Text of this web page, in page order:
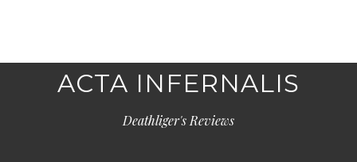
ACTA INFERNALIS
Deathliger's Reviews